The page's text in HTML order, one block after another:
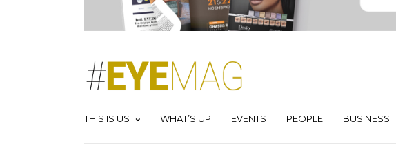
THIS IS US WHAT’S UP EVENTS PEOPLE BUSINESS